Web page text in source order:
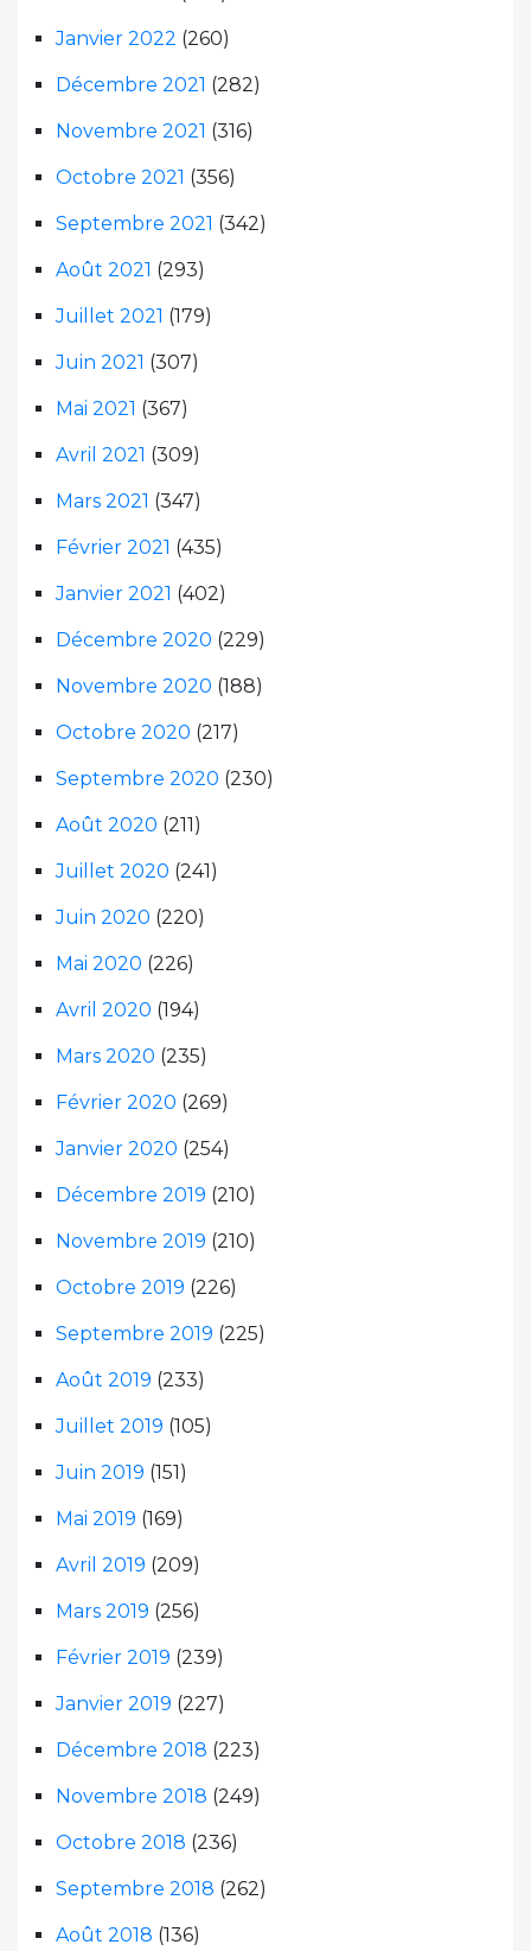
Janvier 2022 (260)
Décembre 2021 (282)
Novembre 2021 (316)
Octobre 2021 (356)
Septembre 2021 (342)
Août 2021 (293)
Juillet 2021 (179)
Juin 2021 (307)
Mai 2021 (367)
Avril 2021 (309)
Mars 2021 (347)
Février 2021 (435)
Janvier 2021 (402)
Décembre 2020 (229)
Novembre 2020 (188)
Octobre 2020 (217)
Septembre 2020 (230)
Août 2020 (211)
Juillet 2020 (241)
Juin 2020 (220)
Mai 2020 (226)
Avril 2020 (194)
Mars 2020 (235)
Février 2020 (269)
Janvier 2020 (254)
Décembre 2019 (210)
Novembre 2019 (210)
Octobre 2019 (226)
Septembre 2019 (225)
Août 2019 (233)
Juillet 2019 (105)
Juin 2019 (151)
Mai 2019 (169)
Avril 2019 (209)
Mars 2019 (256)
Février 2019 (239)
Janvier 2019 (227)
Décembre 2018 (223)
Novembre 2018 (249)
Octobre 2018 (236)
Septembre 2018 (262)
Août 2018 (136)